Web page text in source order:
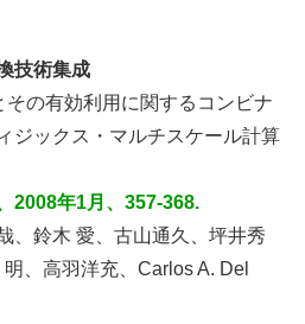
技術集成
その有効利用に関するコンビナ
ジックス・マルチスケール計算
2008年1月、357-368.
、鈴木 愛、古山通久、坪井秀
、高羽洋充、Carlos A. Del